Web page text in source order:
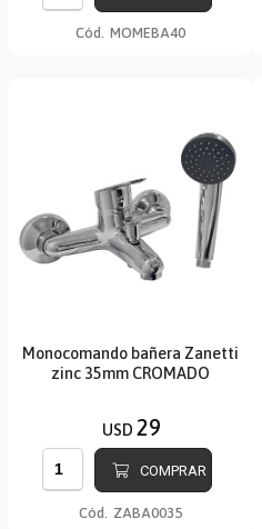
Cód. MOMEBA40
Monocomando bañera Zanetti
zinc 35mm CROMADO
USD 29
COMPRAR
Cód. ZABA0035